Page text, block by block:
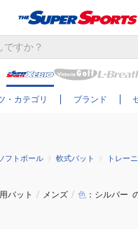
・カテゴリ ブランド
さらに絞り込む
フトボール 軟式バット トレー
バット / メンズ / 色 シルバー